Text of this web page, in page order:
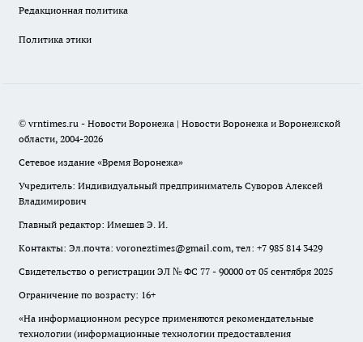
Редакционная политика
Политика этики
© vrntimes.ru - Новости Воронежа | Новости Воронежа и Воронежской
области, 2004-2026
Сетевое издание «Время Воронежа»
Учредитель: Индивидуальный предприниматель Суворов Алексей
Владимирович
Главный редактор: Имешев Э. И.
Контакты: Эл.почта: voroneztimes@gmail.com, тел: +7 985 814 3429
Свидетельство о регистрации ЭЛ № ФС 77 - 90000 от 05 сентября 2025
Ограничение по возрасту: 16+
«На информационном ресурсе применяются рекомендательные
технологии (информационные технологии предоставления